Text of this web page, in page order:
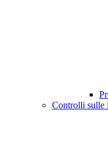
Controlli sulle